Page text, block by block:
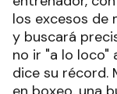
los excesos de
y buscará
no ir "a lo loco"
dice su récord.